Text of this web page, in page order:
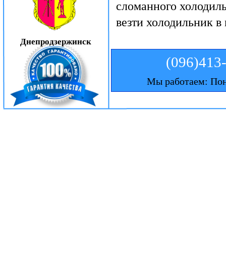
Мы работаем:
сломанного
везти холодильник
Днепродзержинск